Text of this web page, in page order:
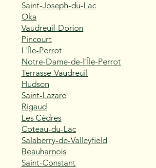
Saint-Joseph-du-Lac
Oka
Vaudreuil-Dorion
Pincourt
L'Île-Perrot
Notre-Dame-de-l'Île-Perrot
Terrasse-Vaudreuil
Hudson
Saint-Lazare
Rigaud
Les Cèdres
Coteau-du-Lac
Salaberry-de-Valleyfield
Beauharnois
Saint-Constant